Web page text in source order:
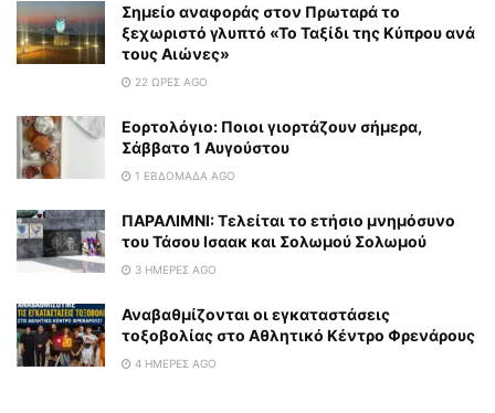
Σημείο αναφοράς στον Πρωταρά το
ξεχωριστό γλυπτό «Το Ταξίδι της Κύπρου ανά
τους Αιώνες»
22 ΏΡΕΣ AGO
Εορτολόγιο: Ποιοι γιορτάζουν σήμερα,
Σάββατο 1 Αυγούστου
1 ΕΒΔΟΜΆΔΑ AGO
ΠΑΡΑΛΙΜΝΙ: Τελείται το ετήσιο μνημόσυνο
του Τάσου Ισαακ και Σολωμού Σολωμού
3 ΗΜΈΡΕΣ AGO
Αναβαθμίζονται οι εγκαταστάσεις
τοξοβολίας στο Αθλητικό Κέντρο Φρενάρους
4 ΗΜΈΡΕΣ AGO